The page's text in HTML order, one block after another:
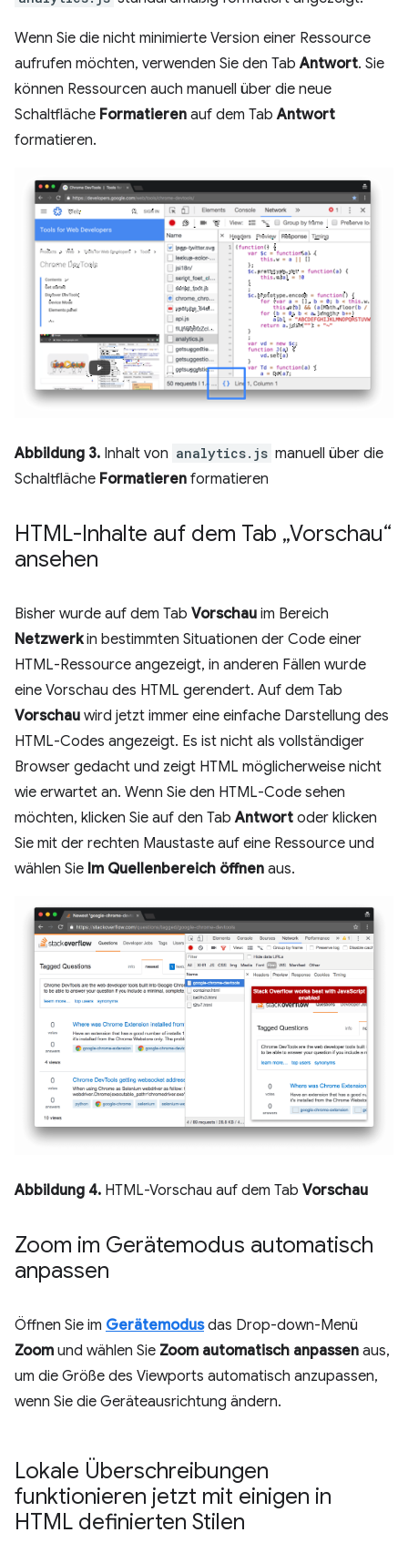
Wenn Sie die nicht minimierte Version einer Ressource
aufrufen möchten, verwenden Sie den TabAntwort. Sie
können Ressourcen auch manuell über die neue
Schaltfläche Formatieren auf dem TabAntwort
formatieren.
Abbildung 3. Inhalt von analytics.js manuell über die
Schaltfläche Formatieren formatieren
HTML-Inhalte auf dem Tab „Vorschau“
ansehen
Bisher wurde auf dem Tab Vorschau im Bereich
Netzwerkin bestimmten Situationen der Code einer
HTML-Ressource angezeigt, in anderen Fällen wurde
eine Vorschau des HTML gerendert. Auf dem Tab
Vorschau wird jetzt immer eine einfache Darstellung des
HTML-Codes angezeigt. Es ist nicht als vollständiger
Browser gedacht und zeigt HTML möglicherweise nicht
wie erwartet an. Wenn Sie den HTML-Code sehen
möchten, klicken Sie auf den TabAntwort oder klicken
Sie mit der rechten Maustaste auf eine Ressource und
wählen Sie Im Quellenbereich öffnen aus.
Abbildung 4. HTML-Vorschau auf dem Tab Vorschau
Zoom im Gerätemodus automatisch
anpassen
Öffnen Sie im Gerätemodusdas Drop-down-Menü
Zoom und wählen Sie Zoom automatisch anpassen aus,
um die Größe des Viewports automatisch anzupassen,
wenn Sie die Geräteausrichtung ändern.
Lokale Überschreibungen
funktionieren jetzt mit einigen in
HTML definierten Stilen